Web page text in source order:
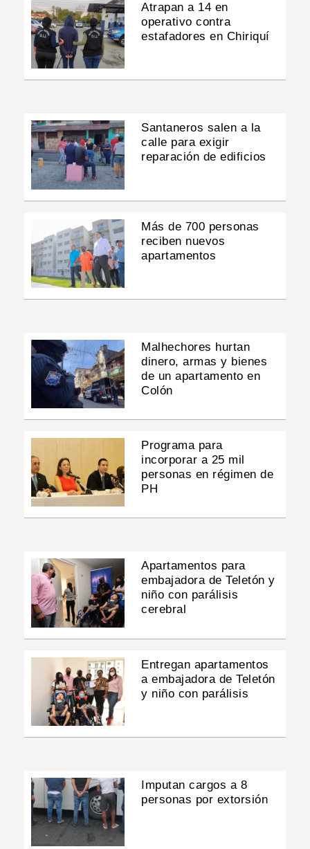
Atrapan a 14 en
operativo contra
estafadores en Chiriquí
Santaneros salen a la
calle para exigir
reparación de edificios
Más de 700 personas
reciben nuevos
apartamentos
Malhechores hurtan
dinero, armas y bienes
de un apartamento en
Colón
Programa para
incorporar a 25 mil
personas en régimen de
PH
Apartamentos para
embajadora de Teletón y
niño con parálisis
cerebral
Entregan apartamentos
a embajadora de Teletón
y niño con parálisis
Imputan cargos a 8
personas por extorsión